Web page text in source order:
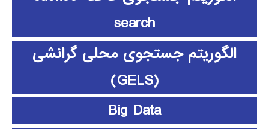
search
الگوریتم جستجوی محلی گرانشی
(GELS)
Big Data